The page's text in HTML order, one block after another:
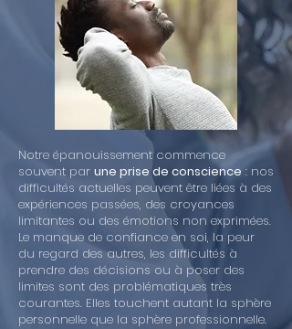
Notre épanouissement commence
souvent par une prise de conscience: nos
difficultés actuelles peuvent être liées à des
expériences passées, des croyances
limitantes ou des émotions non exprimées.
Le manque de confiance en soi, la peur
du regard des autres, les difficultés à
prendre des décisions ou à poser des
limites sont des problématiques très
courantes. Elles touchent autant la sphère
personnelle que la sphère professionnelle.